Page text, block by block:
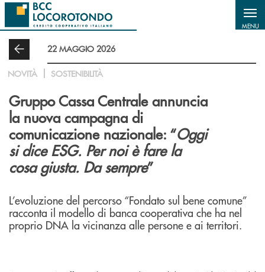
Salta al contenuto principale
MENU
22 MAGGIO 2026
NOVITÀ SOSTENIBILITÀ
Gruppo Cassa Centrale annuncia
la nuova campagna di
comunicazione nazionale: “Oggi
si dice ESG. Per noi è fare la
cosa giusta. Da sempre”
L’evoluzione del percorso “Fondato sul bene comune”
racconta il modello di banca cooperativa che ha nel
proprio DNA la vicinanza alle persone e ai territori.